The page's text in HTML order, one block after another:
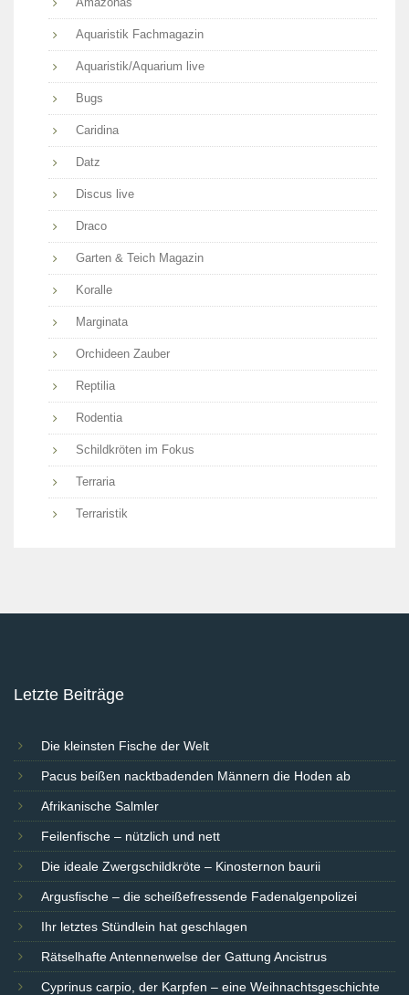
Aquaristik Fachmagazin
Aquaristik/Aquarium live
Bugs
Caridina
Datz
Discus live
Draco
Garten & Teich Magazin
Koralle
Marginata
Orchideen Zauber
Reptilia
Rodentia
Schildkröten im Fokus
Terraria
Terraristik
Letzte Beiträge
Die kleinsten Fische der Welt
Pacus beißen nacktbadenden Männern die Hoden ab
Afrikanische Salmler
Feilenfische – nützlich und nett
Die ideale Zwergschildkröte – Kinosternon baurii
Argusfische – die scheißefressende Fadenalgenpolizei
Ihr letztes Stündlein hat geschlagen
Rätselhafte Antennenwelse der Gattung Ancistrus
Cyprinus carpio, der Karpfen – eine Weihnachtsgeschichte